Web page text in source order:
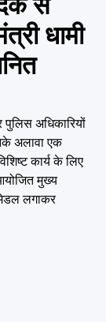
धामी
अधिकारियों
अलावा एक
कार्य के लिए
मुख्य
मेडल लगाकर